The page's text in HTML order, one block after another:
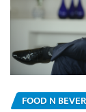
FOOD N